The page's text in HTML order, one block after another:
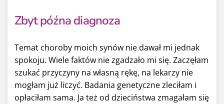
Zbyt późna diagnoza
Temat choroby moich synów nie dawał mi jednak
spokoju. Wiele faktów nie zgadzało mi się. Zaczęłam
szukać przyczyny na własną rękę, na lekarzy nie
mogłam już liczyć. Badania genetyczne zleciłam i
opłaciłam sama. Ja też od dzieciństwa zmagałam się